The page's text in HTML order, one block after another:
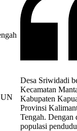
Desa Sriwidadi
Kecamatan
Kabupaten
Provinsi
Tengah. Dengan
populasi